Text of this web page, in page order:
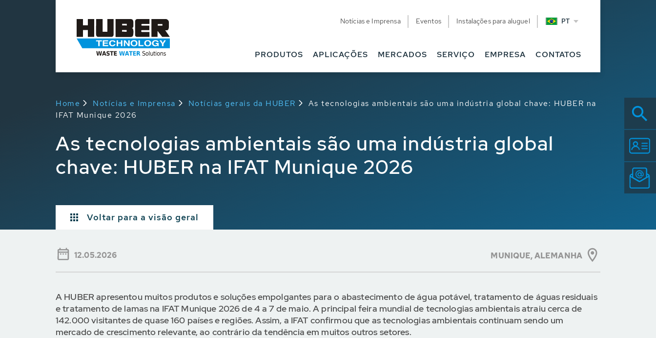
Notícias e Imprensa Eventos Instalações para aluguel PT
PRODUTOS APLICAÇÕES MERCADOS SERVIÇO EMPRESA CONTATOS
Home Notícias e Imprensa Notícias gerais da HUBER
As tecnologias ambientais são uma indústria global chave: HUBER na
IFAT Munique 2026
As tecnologias ambientais são uma indústria global
chave: HUBER na IFAT Munique 2026
Voltar para a visão geral
12.05.2026 MUNIQUE,ALEMANHA
A HUBER apresentou muitos produtos e soluções empolgantes para o abastecimento de água potável, tratamento de águas residuais
e tratamento de lamas na IFAT Munique 2026 de 4 a 7 de maio. A principal feira mundial de tecnologias ambientais atraiu cerca de
142.000 visitantes de quase 160 países e regiões. Assim, a IFAT confirmou que as tecnologias ambientais continuam sendo um
mercado de crescimento relevante, ao contrário da tendência em muitos outros setores.